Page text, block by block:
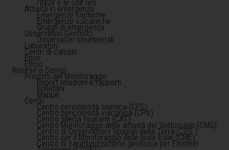
l'INGV e le sue reti
Attività in emergenza
Emergenze sismiche
Emergenze vulcaniche
Gruppi di emergenza
Osservatori Geofisici
Osservatori strumentali
Laboratori
Centri di calcolo
Epos
Emso
Risorse e Servizi
Prodotti del Monitoraggio
Report relazioni e rapporti
Bollettini
Mappe
Centri
Centro pericolosità sismica (CPS)
Centro pericolosità vulcanica (CPV)
Centro allerta tsunami (CAT)
Centro Monitoraggio delle attività del Sottosuolo (CMS)
Centro di Osservazioni Spaziali della Terra (COS )
Centro per il Monitoraggio delle Isole Eolie (CME)
Centro di caratterizzazione geofisica per Einstein